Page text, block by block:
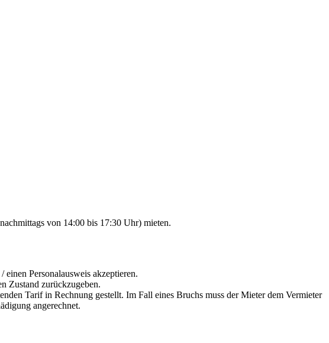
von 14:00 bis 17:30 Uhr) mieten.
Personalausweis akzeptieren.
Zustand zurückzugeben.
Tarif in Rechnung gestellt. Im Fall eines Bruchs muss der Mieter dem Vermieter
angerechnet.